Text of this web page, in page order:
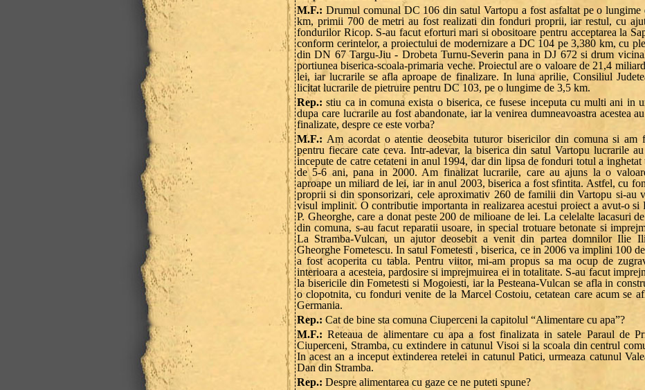
M.F.: Drumul comunal DC 106 din satul Vartopu a fost asfaltat pe o lungime
km, primii 700 de metri au fost realizati din fonduri proprii, iar restul, cu
fondurilor Ricop. S-au facut eforturi mari si obositoare pentru acceptarea la
conform cerintelor, a proiectului de modernizare a DC 104 pe 3,380 km, cu
din DN 67 Targu-Jiu - Drobeta Turnu-Severin pana in DJ 672 si drum
portiunea biserica-scoala-primaria veche. Proiectul are o valoare de 21,4
lei, iar lucrarile se afla aproape de finalizare. In luna aprilie, Consiliul
licitat lucrarile de pietruire pentru DC 103, pe o lungime de 3,5 km.
Rep.: stiu ca in comuna exista o biserica, ce fusese inceputa cu multi ani in
dupa care lucrarile au fost abandonate, iar la venirea dumneavoastra acestea
finalizate, despre ce este vorba?
M.F.: Am acordat o atentie deosebita tuturor bisericilor din comuna si am
pentru fiecare cate ceva. Intr-adevar, la biserica din satul Vartopu lucrarile
incepute de catre cetateni in anul 1994, dar din lipsa de fonduri totul a inghetat
de 5-6 ani, pana in 2000. Am finalizat lucrarile, care au ajuns la o
aproape un miliard de lei, iar in anul 2003, biserica a fost sfintita. Astfel, cu
proprii si din sponsorizari, cele aproximativ 260 de familii din Vartopu si-au
visul implinit. O contributie importanta in realizarea acestui proiect a avut-o si
P. Gheorghe, care a donat peste 200 de milioane de lei. La celelalte lacasuri
din comuna, s-au facut reparatii usoare, in special trotuare betonate si
La Stramba-Vulcan, un ajutor deosebit a venit din partea domnilor Ilie
Gheorghe Fometescu. In satul Fometesti , biserica, ce in 2006 va implini 100
a fost acoperita cu tabla. Pentru viitor, mi-am propus sa ma ocup de
interioara a acesteia, pardosire si imprejmuirea ei in totalitate. S-au facut
la bisericile din Fometesti si Mogoiesti, iar la Pesteana-Vulcan se afla in
o clopotnita, cu fonduri venite de la Marcel Costoiu, cetatean care acum se
Germania.
Rep.: Cat de bine sta comuna Ciuperceni la capitolul “Alimentare cu apa”?
M.F.: Reteaua de alimentare cu apa a fost finalizata in satele Paraul de
Ciuperceni, Stramba, cu extindere in catunul Visoi si la scoala din centrul
In acest an a inceput extinderea retelei in catunul Patici, urmeaza catunul
Dan din Stramba.
Rep.: Despre alimentarea cu gaze ce ne puteti spune?